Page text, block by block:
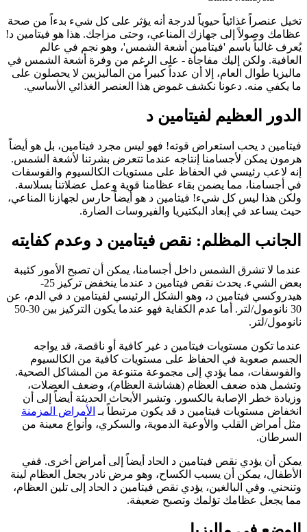
تخيل عنصراً غذائياً حيوياً لدرجة أنه يؤثر على كل شيء بدءاً من صحة
عظامك وصولاً إلى جهازك المناعي، وحتى مزاجك. هذا هو فيتامين د!
يُعرف غالباً باسم 'فيتامين أشعة الشمس'، وهو نجم في عالم
العافية. ولكن إليك مفاجأة - على الرغم من وفرة أشعة الشمس في
ماليزيا طوال العام، إلا أن عدداً كبيراً من الماليزيين لا يحصلون على
ما يكفي منه. دعونا نكشف غموض هذا العنصر الغذائي الأساسي.
الدور العظيم لفيتامين د
فيتامين د يحب استعراض قوته! فهو ليس مجرد فيتامين، بل هو أيضاً
هرمون يمكن لأجسامنا إنتاجه عندما تتعرض بشرتنا لأشعة الشمس.
إنه لاعب رئيسي في الحفاظ على مستويات الكالسيوم والفوسفات
في أجسامنا، مما يضمن بقاء عظامنا قوية وعمل عضلاتنا بسلاسة.
ولكن هذا ليس كل شيء! فيتامين د هو أيضاً حارس لجهازنا المناعي،
حيث يساعد في إبعاد البكتيريا والفيروسات الضارة.
الجانب المظلم: نقص فيتامين د وعدم كفايته
عندما لا تشرق الشمس داخل أجسامنا، يمكن أن تصبح الأمور كئيبة
بعض الشيء. يحدث نقص فيتامين د عندما ينخفض تركيز 25-
هيدروكسي فيتامين د، وهو الشكل الرئيسي لفيتامين د في الدم، عن
30 نانومول/لتر. أما عدم الكفاية فهو عندما يكون التركيز بين 30-50
نانومول/لتر.
عندما تكون مستويات فيتامين د غير كافية أو ناقصة، قد يواجه
الجسم صعوبة في الحفاظ على مستويات كافية من الكالسيوم
والفوسفات، مما يؤدي إلى مجموعة متنوعة من المشاكل الصحية.
وتشمل هذه ضعف العظام (هشاشة العظام)، وضعف العضلات،
وزيادة خطر الإصابة بالكسور. وتشير الأبحاث الحديثة أيضاً إلى أن
انخفاض مستويات فيتامين د قد يكون مرتبطاً بـ الأمراض المزمنة
مثل أمراض القلب والأوعية الدموية، والسكري، وأنواع معينة من
السرطان.
يمكن أن يؤدي نقص فيتامين د الحاد أيضاً إلى أمراض أخرى. ففي
الأطفال، يمكن أن يسبب الكساح، وهو مرض نادر يجعل العظام لينة
وتنحني. وفي البالغين، يؤدي نقص فيتامين د الحاد إلى تلين العظام،
مما يجعل عظامك تؤلمك وتصبح ضعيفة.